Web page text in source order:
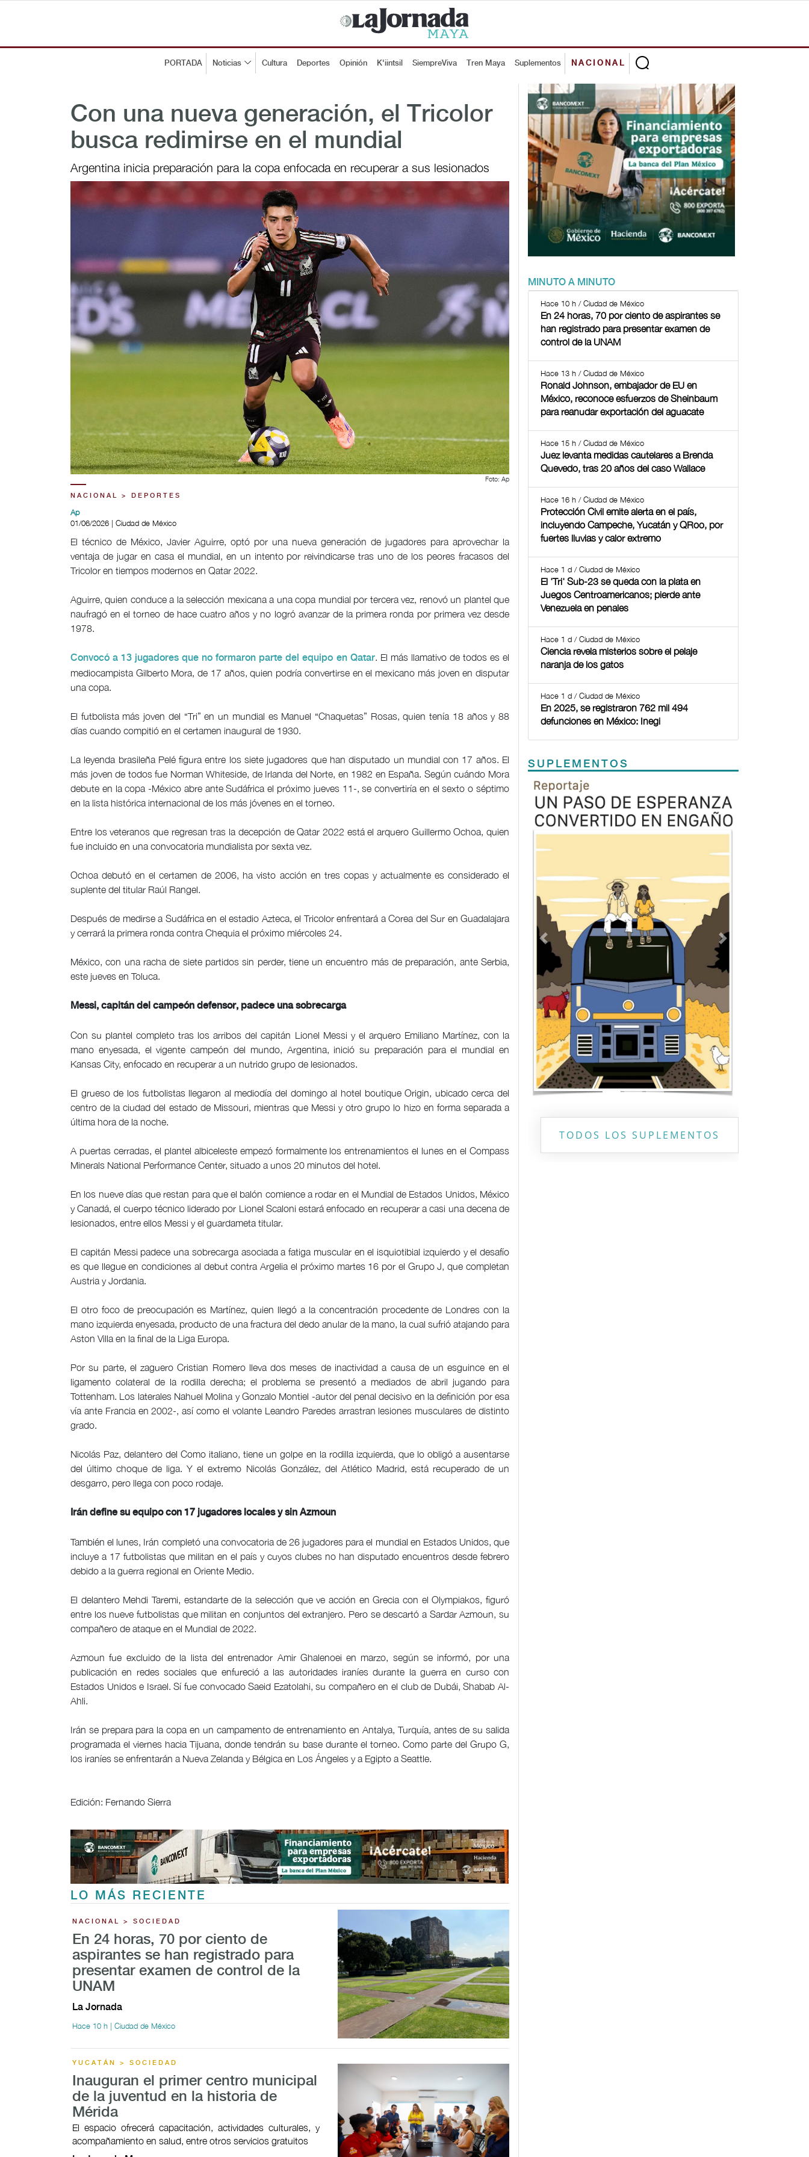
PORTADA Noticias Cultura Deportes Opinión K'iintsil SiempreViva Tren Maya Suplementos NACIONAL
Con una nueva generación, el Tricolor
busca redimirse en el mundial
Argentina inicia preparación para la copa enfocada en recuperar a sus lesionados
Foto: Ap
NACIONAL > DEPORTES
Ap
01/06/2026 | Ciudad de México
El técnico de México, Javier Aguirre, optó por una nueva generación de jugadores para aprovechar la
ventaja de jugar en casa el mundial, en un intento por reivindicarse tras uno de los peores fracasos del
Tricolor en tiempos modernos en Qatar 2022.
Aguirre, quien conduce a la selección mexicana a una copa mundial por tercera vez, renovó un plantel que
naufragó en el torneo de hace cuatro años y no logró avanzar de la primera ronda por primera vez desde
1978.
Convocó a 13 jugadores que no formaron parte del equipo en Qatar. El más llamativo de todos es el
mediocampista Gilberto Mora, de 17 años, quien podría convertirse en el mexicano más joven en disputar
una copa.
El futbolista más joven del “Tri” en un mundial es Manuel “Chaquetas” Rosas, quien tenía 18 años y 88
días cuando compitió en el certamen inaugural de 1930.
La leyenda brasileña Pelé figura entre los siete jugadores que han disputado un mundial con 17 años. El
más joven de todos fue Norman Whiteside, de Irlanda del Norte, en 1982 en España. Según cuándo Mora
debute en la copa -México abre ante Sudáfrica el próximo jueves 11-, se convertiría en el sexto o séptimo
en la lista histórica internacional de los más jóvenes en el torneo.
Entre los veteranos que regresan tras la decepción de Qatar 2022 está el arquero Guillermo Ochoa, quien
fue incluido en una convocatoria mundialista por sexta vez.
Ochoa debutó en el certamen de 2006, ha visto acción en tres copas y actualmente es considerado el
suplente del titular Raúl Rangel.
Después de medirse a Sudáfrica en el estadio Azteca, el Tricolor enfrentará a Corea del Sur en Guadalajara
y cerrará la primera ronda contra Chequia el próximo miércoles 24.
México, con una racha de siete partidos sin perder, tiene un encuentro más de preparación, ante Serbia,
este jueves en Toluca.
Messi, capitán del campeón defensor, padece una sobrecarga
Con su plantel completo tras los arribos del capitán Lionel Messi y el arquero Emiliano Martínez, con la
mano enyesada, el vigente campeón del mundo, Argentina, inició su preparación para el mundial en
Kansas City, enfocado en recuperar a un nutrido grupo de lesionados.
El grueso de los futbolistas llegaron al mediodía del domingo al hotel boutique Origin, ubicado cerca del
centro de la ciudad del estado de Missouri, mientras que Messi y otro grupo lo hizo en forma separada a
última hora de la noche.
A puertas cerradas, el plantel albiceleste empezó formalmente los entrenamientos el lunes en el Compass
Minerals National Performance Center, situado a unos 20 minutos del hotel.
En los nueve días que restan para que el balón comience a rodar en el Mundial de Estados Unidos, México
y Canadá, el cuerpo técnico liderado por Lionel Scaloni estará enfocado en recuperar a casi una decena de
lesionados, entre ellos Messi y el guardameta titular.
El capitán Messi padece una sobrecarga asociada a fatiga muscular en el isquiotibial izquierdo y el desafío
es que llegue en condiciones al debut contra Argelia el próximo martes 16 por el Grupo J, que completan
Austria y Jordania.
El otro foco de preocupación es Martínez, quien llegó a la concentración procedente de Londres con la
mano izquierda enyesada, producto de una fractura del dedo anular de la mano, la cual sufrió atajando para
Aston Villa en la final de la Liga Europa.
Por su parte, el zaguero Cristian Romero lleva dos meses de inactividad a causa de un esguince en el
ligamento colateral de la rodilla derecha; el problema se presentó a mediados de abril jugando para
Tottenham. Los laterales Nahuel Molina y Gonzalo Montiel -autor del penal decisivo en la definición por esa
vía ante Francia en 2002-, así como el volante Leandro Paredes arrastran lesiones musculares de distinto
grado.
Nicolás Paz, delantero del Como italiano, tiene un golpe en la rodilla izquierda, que lo obligó a ausentarse
del último choque de liga. Y el extremo Nicolás González, del Atlético Madrid, está recuperado de un
desgarro, pero llega con poco rodaje.
Irán define su equipo con 17 jugadores locales y sin Azmoun
También el lunes, Irán completó una convocatoria de 26 jugadores para el mundial en Estados Unidos, que
incluye a 17 futbolistas que militan en el país y cuyos clubes no han disputado encuentros desde febrero
debido a la guerra regional en Oriente Medio.
El delantero Mehdi Taremi, estandarte de la selección que ve acción en Grecia con el Olympiakos, figuró
entre los nueve futbolistas que militan en conjuntos del extranjero. Pero se descartó a Sardar Azmoun, su
compañero de ataque en el Mundial de 2022.
Azmoun fue excluido de la lista del entrenador Amir Ghalenoei en marzo, según se informó, por una
publicación en redes sociales que enfureció a las autoridades iraníes durante la guerra en curso con
Estados Unidos e Israel. Sí fue convocado Saeid Ezatolahi, su compañero en el club de Dubái, Shabab Al-
Ahli.
Irán se prepara para la copa en un campamento de entrenamiento en Antalya, Turquía, antes de su salida
programada el viernes hacia Tijuana, donde tendrán su base durante el torneo. Como parte del Grupo G,
los iraníes se enfrentarán a Nueva Zelanda y Bélgica en Los Ángeles y a Egipto a Seattle.
Edición: Fernando Sierra
LO MÁS RECIENTE
NACIONAL > SOCIEDAD
En 24 horas, 70 por ciento de
aspirantes se han registrado para
presentar examen de control de la
UNAM
La Jornada
Hace 10 h | Ciudad de México
YUCATÁN > SOCIEDAD
Inauguran el primer centro municipal
de la juventud en la historia de
Mérida
El espacio ofrecerá capacitación, actividades culturales, y
acompañamiento en salud, entre otros servicios gratuitos
MINUTO A MINUTO
Hace 10 h / Ciudad de México
En 24 horas, 70 por ciento de aspirantes se
han registrado para presentar examen de
control de la UNAM
Hace 13 h / Ciudad de México
Ronald Johnson, embajador de EU en
México, reconoce esfuerzos de Sheinbaum
para reanudar exportación del aguacate
Hace 15 h / Ciudad de México
Juez levanta medidas cautelares a Brenda
Quevedo, tras 20 años del caso Wallace
Hace 16 h / Ciudad de México
Protección Civil emite alerta en el país,
incluyendo Campeche, Yucatán y QRoo, por
fuertes lluvias y calor extremo
Hace 1 d / Ciudad de México
El 'Tri' Sub-23 se queda con la plata en
Juegos Centroamericanos; pierde ante
Venezuela en penales
Hace 1 d / Ciudad de México
Ciencia revela misterios sobre el pelaje
naranja de los gatos
Hace 1 d / Ciudad de México
En 2025, se registraron 762 mil 494
defunciones en México: Inegi
SUPLEMENTOS
Previous
TODOS LOS SUPLEMENTOS